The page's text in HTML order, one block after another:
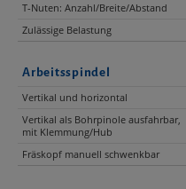
T-Nuten: Anzahl/Breite/Abstand
Zulässige Belastung
Arbeitsspindel
Vertikal und horizontal
Vertikal als Bohrpinole ausfahrbar,
mit Klemmung/Hub
Fräskopf manuell schwenkbar